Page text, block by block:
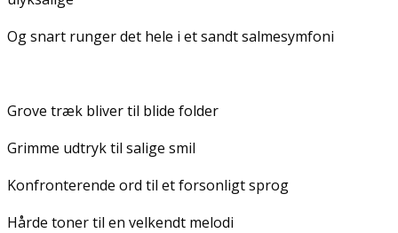
Og snart runger det hele i et sandt salmesymfoni
Grove træk bliver til blide folder
Grimme udtryk til salige smil
Konfronterende ord til et forsonligt sprog
Hårde toner til en velkendt melodi